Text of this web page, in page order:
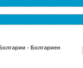
- Болгариен